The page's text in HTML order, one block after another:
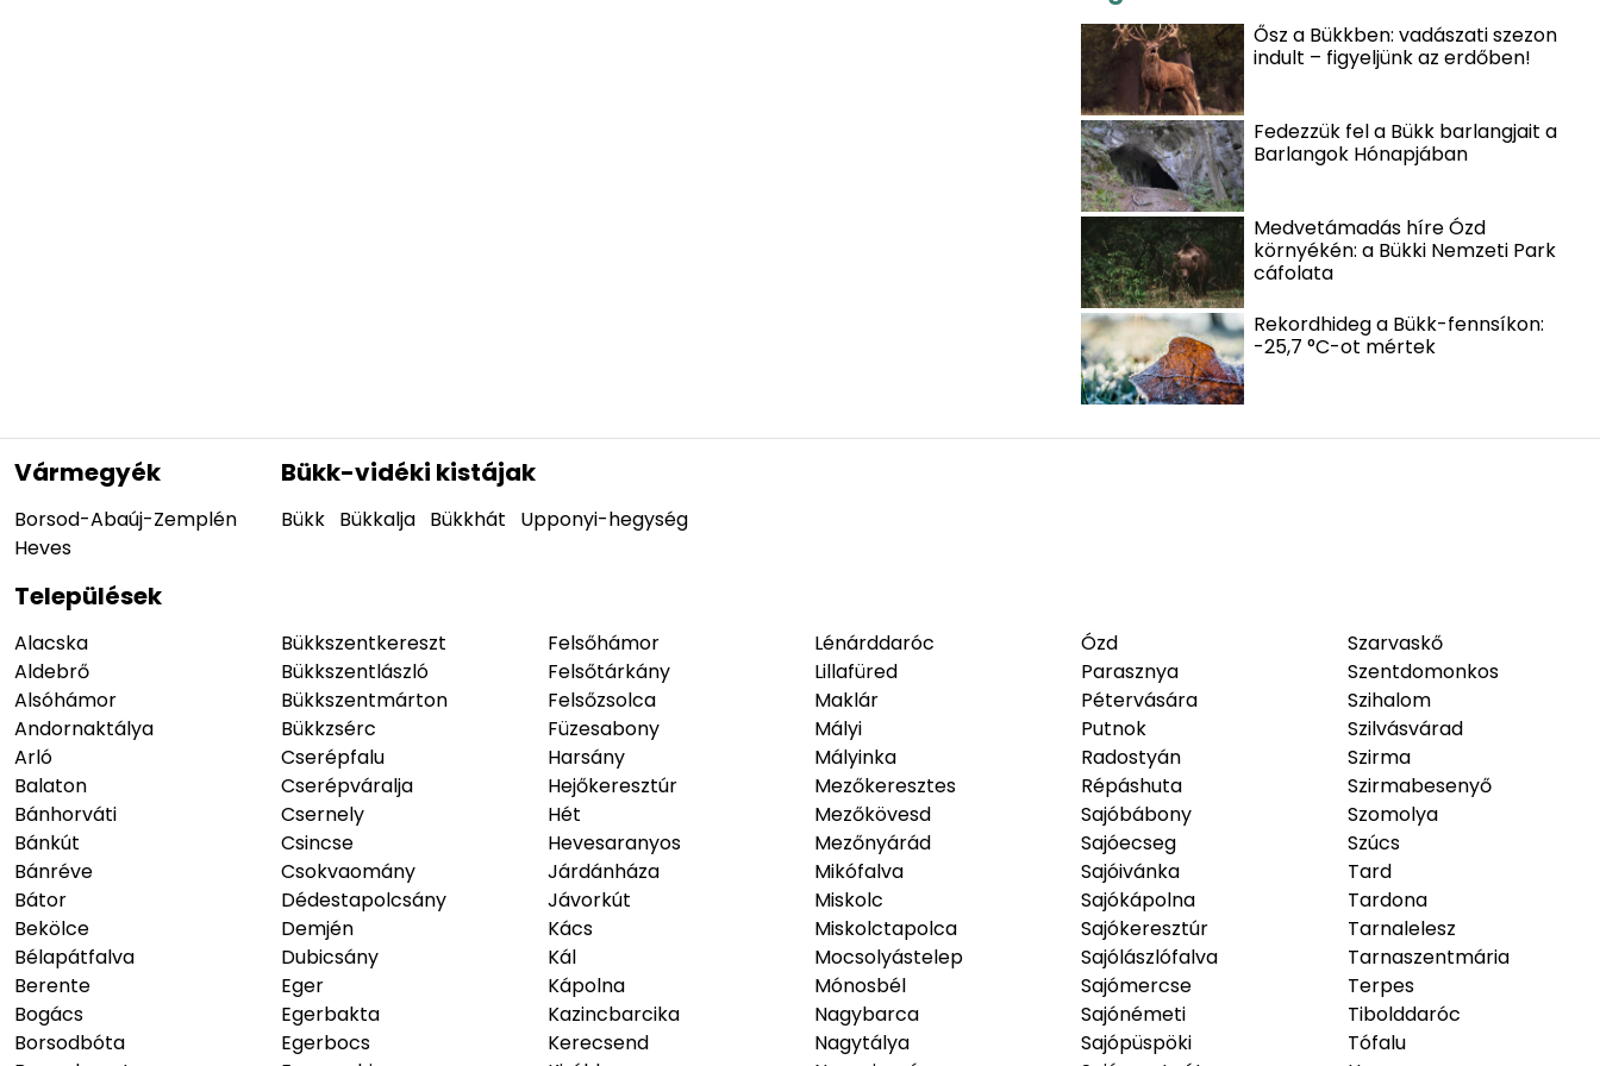
Ősz a Bükkben: vadászati szezon
indult – figyeljünk az erdőben!
Fedezzük fel a Bükk barlangjait a
Barlangok Hónapjában
Medvetámadás híre Ózd
környékén: a Bükki Nemzeti Park
cáfolata
Rekordhideg a Bükk-fennsíkon:
-25,7 °C-ot mértek
Vármegyék
Borsod-Abaúj-Zemplén
Heves
Bükk-vidéki kistájak
Bükk Bükkalja Bükkhát Upponyi-hegység
Települések
Alacska
Aldebrő
Alsóhámor
Andornaktálya
Arló
Balaton
Bánhorváti
Bánkút
Bánréve
Bátor
Bekölce
Bélapátfalva
Berente
Bogács
Borsodbóta
Bükkszentkereszt
Bükkszentlászló
Bükkszentmárton
Bükkzsérc
Cserépfalu
Cserépváralja
Csernely
Csincse
Csokvaomány
Dédestapolcsány
Demjén
Dubicsány
Eger
Egerbakta
Egerbocs
Felsőhámor
Felsőtárkány
Felsőzsolca
Füzesabony
Harsány
Hejőkeresztúr
Hét
Hevesaranyos
Járdánháza
Jávorkút
Kács
Kál
Kápolna
Kazincbarcika
Kerecsend
Lénárddaróc
Lillafüred
Maklár
Mályi
Mályinka
Mezőkeresztes
Mezőkövesd
Mezőnyárád
Mikófalva
Miskolc
Miskolctapolca
Mocsolyástelep
Mónosbél
Nagybarca
Nagytálya
Ózd
Parasznya
Pétervására
Putnok
Radostyán
Répáshuta
Sajóbábony
Sajóecseg
Sajóivánka
Sajókápolna
Sajókeresztúr
Sajólászlófalva
Sajómercse
Sajónémeti
Sajópüspöki
Szarvaskő
Szentdomonkos
Szihalom
Szilvásvárad
Szirma
Szirmabesenyő
Szomolya
Szúcs
Tard
Tardona
Tarnalelesz
Tarnaszentmária
Terpes
Tibolddaróc
Tófalu